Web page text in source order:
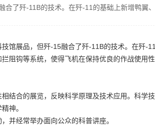
了歼-11B的技术。在歼-11的基础上新增鸭翼
技馆展品，但歼-15融合了歼-11B的技术。在歼-
阻钩等系统，使得飞机在保持优良的作战使用
结合的展览，反映科学原理及技术应用。科学
神。
并经常举办面向公众的科普讲座。